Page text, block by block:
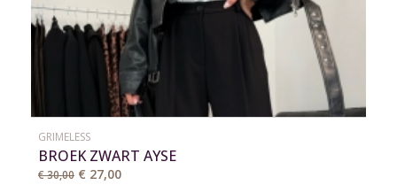
GRIMELESS
BROEK ZWART AYSE
€ 30,00 € 27,00